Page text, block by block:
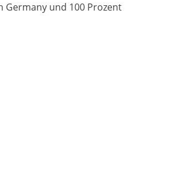
Germany und 100 Prozent